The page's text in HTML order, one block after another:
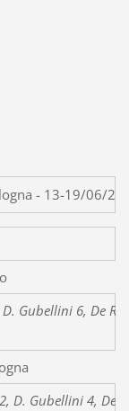
- 13-19/06/
Gubellini 6, De
D. Gubellini 4, De